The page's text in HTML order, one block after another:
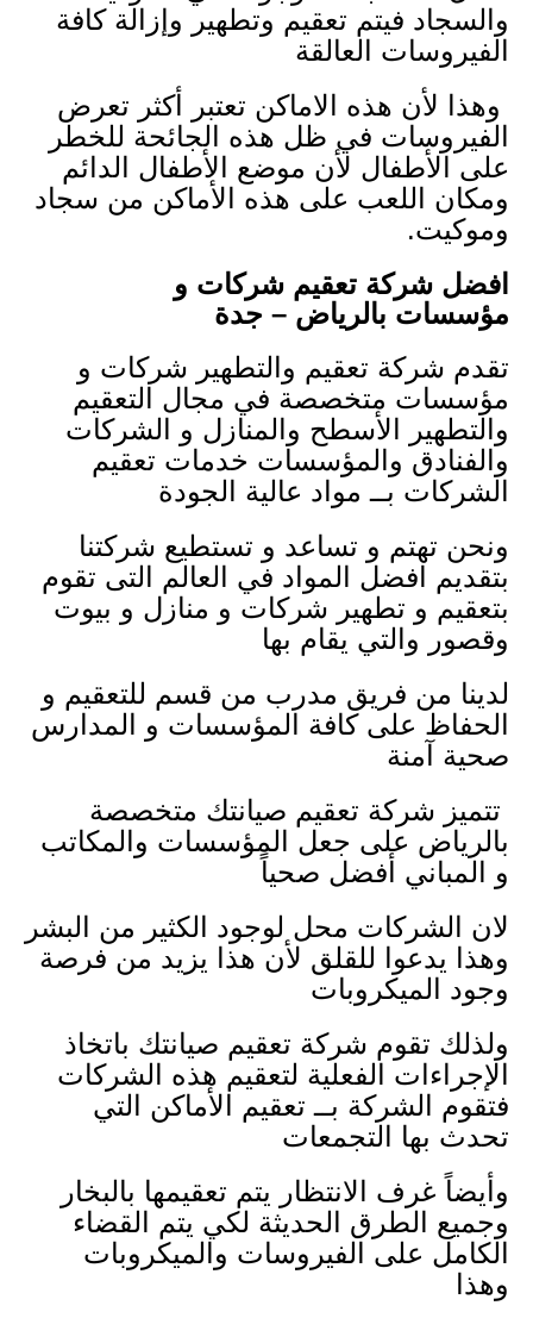
والسجاد فيتم تعقيم وتطهير وإزالة كافة
الفيروسات العالقة
وهذا لأن هذه الاماكن تعتبر أكثر تعرض
الفيروسات في ظل هذه الجائحة للخطر
على الأطفال لأن موضع الأطفال الدائم
ومكان اللعب على هذه الأماكن من سجاد
وموكيت.
افضل شركة تعقيم شركات و
مؤسسات بالرياض – جدة
تقدم شركة تعقيم والتطهير شركات و
مؤسسات متخصصة في مجال التعقيم
والتطهير الأسطح والمنازل و الشركات
والفنادق والمؤسسات خدمات تعقيم
الشركات بــ مواد عالية الجودة
ونحن تهتم و تساعد و تستطيع شركتنا
بتقديم افضل المواد في العالم التى تقوم
بتعقيم و تطهير شركات و منازل و بيوت
وقصور والتي يقام بها
لدينا من فريق مدرب من قسم للتعقيم و
الحفاظ على كافة المؤسسات و المدارس
صحية آمنة
تتميز شركة تعقيم صيانتك متخصصة
بالرياض على جعل المؤسسات والمكاتب
و المباني أفضل صحياً
لان الشركات محل لوجود الكثير من البشر
وهذا يدعوا للقلق لأن هذا يزيد من فرصة
وجود الميكروبات
ولذلك تقوم شركة تعقيم صيانتك باتخاذ
الإجراءات الفعلية لتعقيم هذه الشركات
فتقوم الشركة بــ تعقيم الأماكن التي
تحدث بها التجمعات
وأيضاً غرف الانتظار يتم تعقيمها بالبخار
وجميع الطرق الحديثة لكي يتم القضاء
الكامل على الفيروسات والميكروبات
وهذا